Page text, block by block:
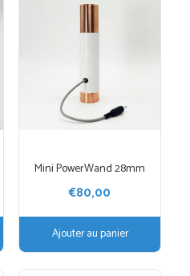
Mini PowerWand 28mm
€80,00
Ajouter au panier